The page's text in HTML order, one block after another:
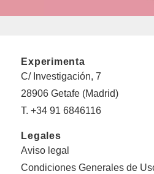
Experimenta
C/ Investigación, 7
28906 Getafe (Madrid)
T. +34 91 6846116
Legales
Aviso legal
Condiciones Generales de